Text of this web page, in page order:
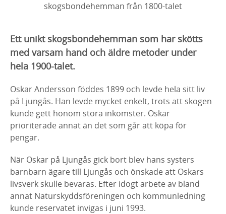
skogsbondehemman från 1800-talet
Ett unikt skogsbondehemman som har skötts
med varsam hand och äldre metoder under
hela 1900-talet.
Oskar Andersson föddes 1899 och levde hela sitt liv
på Ljungås. Han levde mycket enkelt, trots att skogen
kunde gett honom stora inkomster. Oskar
prioriterade annat än det som går att köpa för
pengar.
När Oskar på Ljungås gick bort blev hans systers
barnbarn ägare till Ljungås och önskade att Oskars
livsverk skulle bevaras. Efter idogt arbete av bland
annat Naturskyddsföreningen och kommunledning
kunde reservatet invigas i juni 1993.